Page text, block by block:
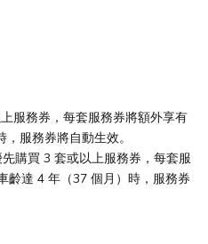
服務券，每套服務券將額外享有
服務券將自動生效。
購買 3 套或以上服務券，每套服
齡達 4 年（37 個月）時，服務券